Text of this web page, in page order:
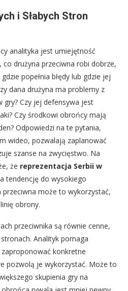
i Słabych Stron
analityka jest umiejętność
drużyna przeciwna robi dobrze,
popełnia błędy lub gdzie jej
dana drużyna ma problemy z
gry? Czy jej defensywa jest
Czy środkowi obrońcy mają
Odpowiedzi na te pytania,
wideo, pozwalają zaplanować
szanse na zwycięstwo. Na
że reprezentacja Serbii w
tendencję do wysokiego
może to wykorzystać,
obrony.
przeciwnika są równie cenne,
Analityk pomaga
konkretne
pozwolą je wykorzystać. Może to
skupienia gry na